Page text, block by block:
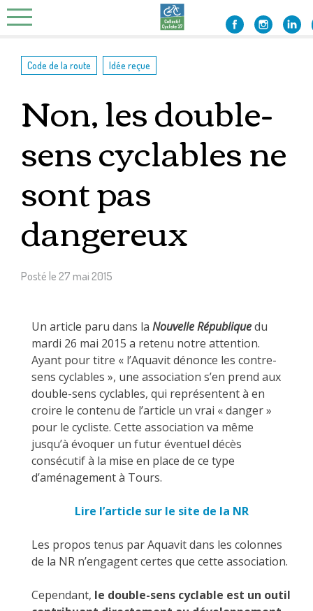
Skip
to
Code de la route Idée reçue
Non, les double-
sens cyclables ne
sont pas
dangereux
Posté le 27 mai 2015
Un article paru dans la Nouvelle Républiquedu
mardi 26 mai 2015 a retenu notre attention.
Ayant pour titre « l’Aquavit dénonce les contre-
sens cyclables », une association s’en prend aux
double-sens cyclables, qui représentent à en
croire le contenu de l’article un vrai « danger »
pour le cycliste. Cette association va même
jusqu’à évoquer un futur éventuel décès
consécutif à la mise en place de ce type
d’aménagement à Tours.
Lire l’article sur le site de la NR
Les propos tenus par Aquavit dans les colonnes
de la NR n’engagent certes que cette association.
Cependant, le double-sens cyclable est un outil